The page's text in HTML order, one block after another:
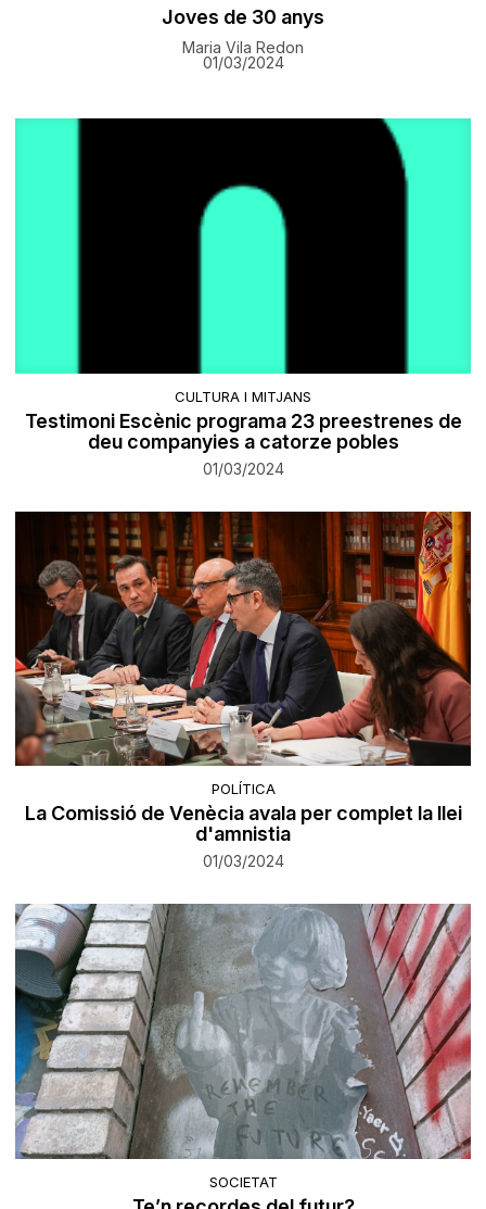
Joves de 30 anys
Maria Vila Redon
01/03/2024
CULTURA I MITJANS
Testimoni Escènic programa 23 preestrenes de
deu companyies a catorze pobles
01/03/2024
POLÍTICA
La Comissió de Venècia avala per complet la llei
d'amnistia
01/03/2024
SOCIETAT